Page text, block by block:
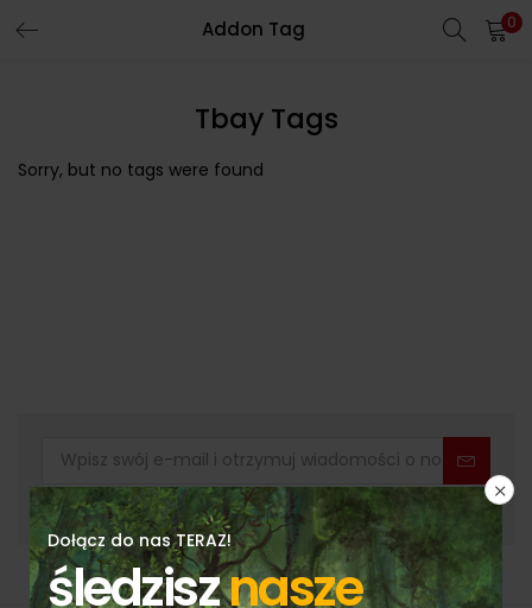
Addon Tag 0
Tbay Tags
Sorry, but no tags were found
Dołącz do nas TERAZ!
śledzisznasze
Przeczytałem i akceptuję Politykę Prywatności